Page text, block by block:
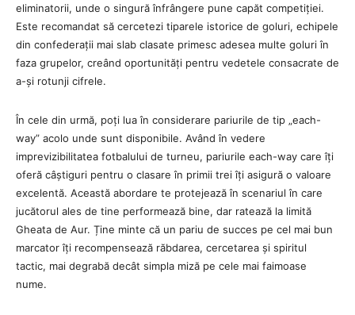
eliminatorii, unde o singură înfrângere pune capăt competiției.
Este recomandat să cercetezi tiparele istorice de goluri, echipele
din confederații mai slab clasate primesc adesea multe goluri în
faza grupelor, creând oportunități pentru vedetele consacrate de
a-și rotunji cifrele.
În cele din urmă, poți lua în considerare pariurile de tip „each-
way” acolo unde sunt disponibile. Având în vedere
imprevizibilitatea fotbalului de turneu, pariurile each-way care îți
oferă câștiguri pentru o clasare în primii trei îți asigură o valoare
excelentă. Această abordare te protejează în scenariul în care
jucătorul ales de tine performează bine, dar ratează la limită
Gheata de Aur. Ține minte că un pariu de succes pe cel mai bun
marcator îți recompensează răbdarea, cercetarea și spiritul
tactic, mai degrabă decât simpla miză pe cele mai faimoase
nume.